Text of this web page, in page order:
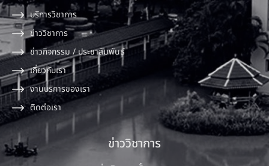
บริการวิชาการ
ข่าววิชาการ
ข่าวกิจกรรม / ประชาสัมพันธ์
เกี่ยวกับเรา
งานบริการของเรา
ติดต่อเรา
ข่าววิชาการ